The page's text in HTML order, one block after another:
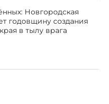
Новгородская
годовщину создания
в тылу врага